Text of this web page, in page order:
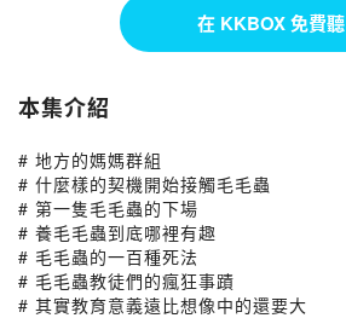
在 KKBOX 免費聽
本集介紹
# 地方的媽媽群組
# 什麼樣的契機開始接觸毛毛蟲
# 第一隻毛毛蟲的下場
# 養毛毛蟲到底哪裡有趣
# 毛毛蟲的一百種死法
# 毛毛蟲教徒們的瘋狂事蹟
# 其實教育意義遠比想像中的還要大